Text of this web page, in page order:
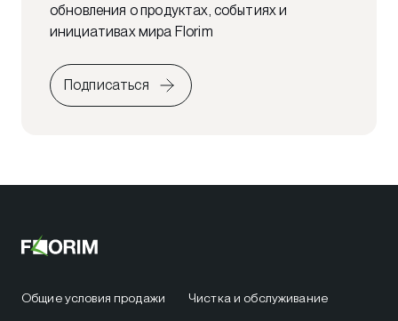
обновления о продуктах, событиях и
инициативах мира Florim
Подписаться
Общие условия продажи Чистка и обслуживание